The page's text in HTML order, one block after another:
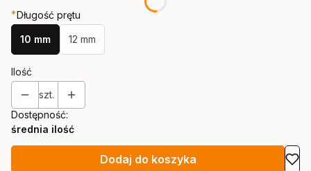
*Długość prętu
10 mm 12 mm
Ilość
szt.
Dostępność:
średnia ilość
Dodaj do koszyka